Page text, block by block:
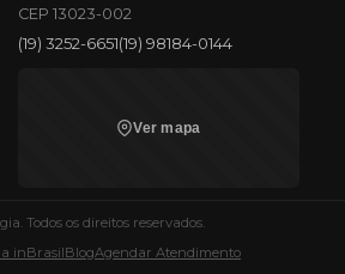
CEP 13023-002
(19) 3252-6651(19) 98184-0144
Ver mapa
Todos os direitos reservados.
a inBrasilBlogAgendar Atendimento